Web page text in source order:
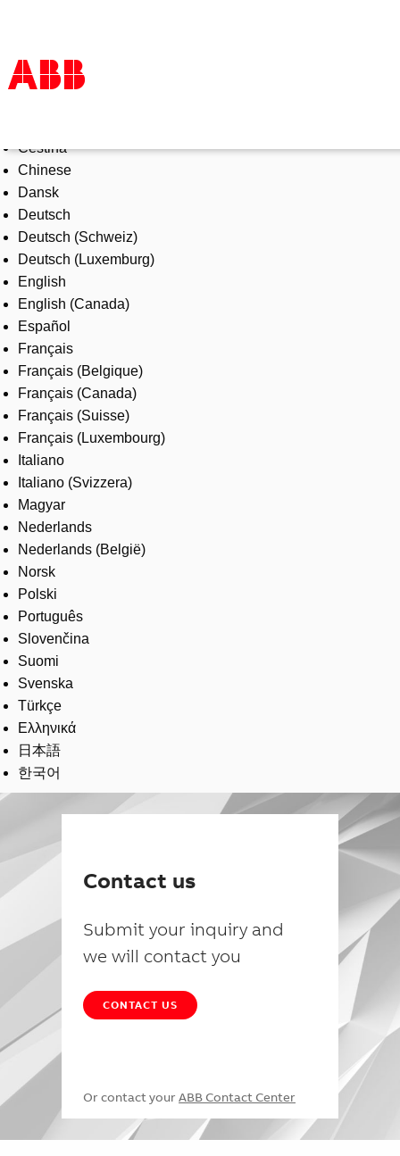
Products & Solutions
Industries
Services
About us
Where to buy
Contact us
Careers
Čeština
Chinese
Dansk
Deutsch
Deutsch (Schweiz)
Deutsch (Luxemburg)
English
English (Canada)
Español
Français
Français (Belgique)
Français (Canada)
Français (Suisse)
Français (Luxembourg)
Italiano
Italiano (Svizzera)
Magyar
Nederlands
Nederlands (België)
Norsk
Polski
Português
Slovenčina
Suomi
Svenska
Türkçe
Ελληνικά
日本語
한국어
Contact us
Submit your inquiry and
we will contact you
CONTACT US
Or contact your ABB Contact Center